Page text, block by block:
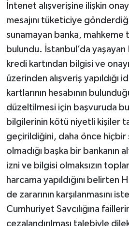
İntenet alışverişine ilişkin onay
mesajını tüketiciye
sunamayan banka, mahkeme
bulundu. İstanbul’da
kredi kartından bilgisi ve
üzerinden alışveriş yapıldığı
kartlarının hesabının
düzeltilmesi için başvuruda
bilgilerinin kötü niyetli kişiler
geçirildiğini, daha önce hiçbir
olmadığı başka bir bankanın
izni ve bilgisi olmaksızın
harcama yapıldığını belirten
de zararının karşılanmasını
Cumhuriyet Savcılığına
cezalandırılması talebiyle
Siyaset
Sosyal medya
Teknoloji
Televizyon
Turizm
Yaşam